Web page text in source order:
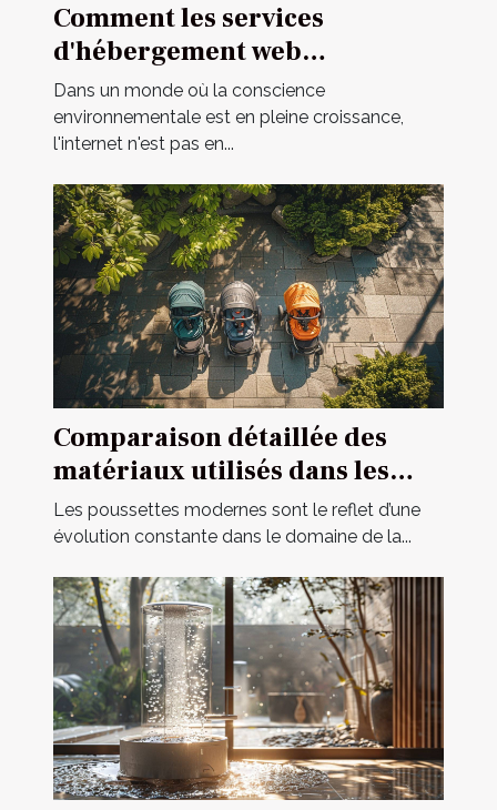
Comment les services
d'hébergement web
écologiques contribuent à un
internet durable
Dans un monde où la conscience
environnementale est en pleine croissance,
l'internet n'est pas en...
Comparaison détaillée des
matériaux utilisés dans les
poussettes modernes
Les poussettes modernes sont le reflet d’une
évolution constante dans le domaine de la...